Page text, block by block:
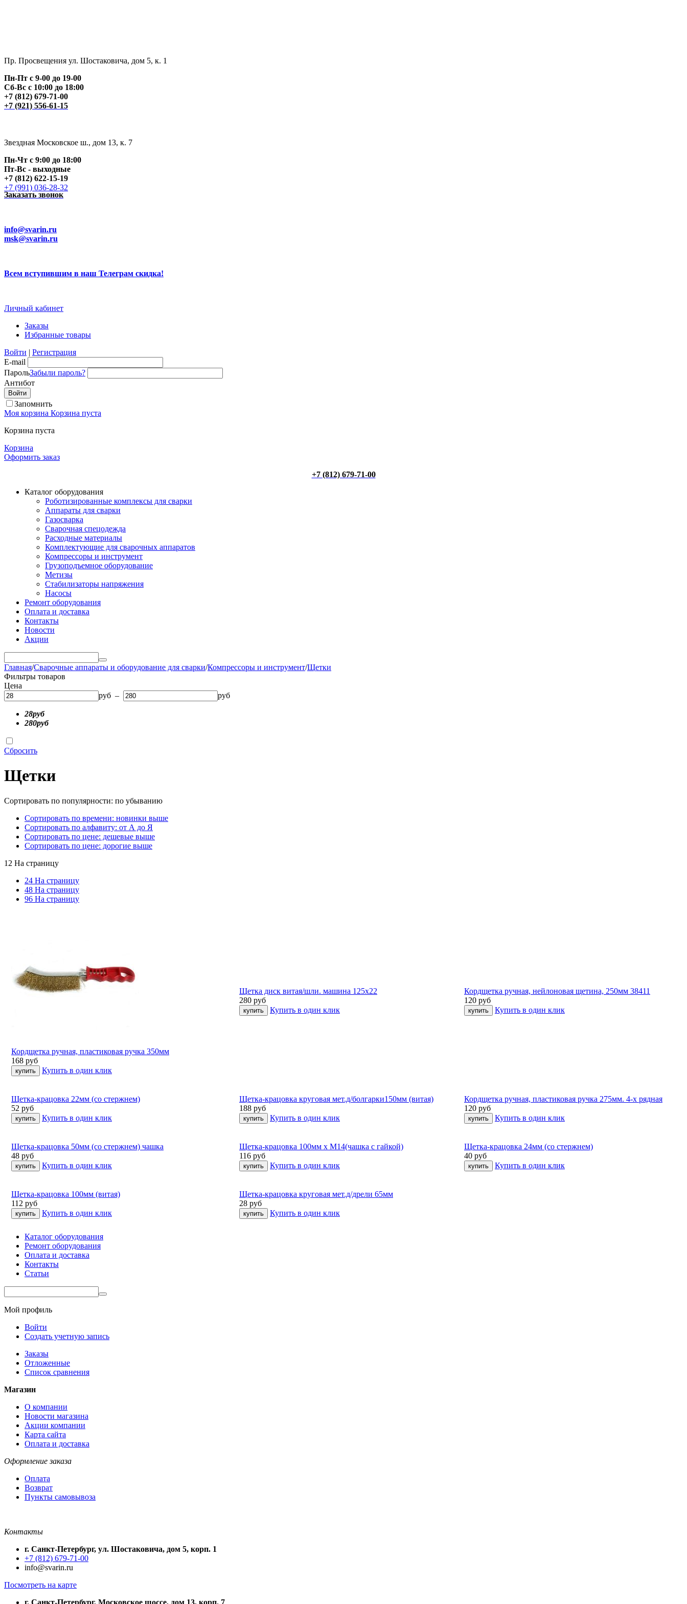
Пр. Просвещения ул. Шостаковича, дом 5, к. 1
Пн-Пт с 9-00 до 19-00
Сб-Вс с 10:00 до 18:00
+7 (812) 679-71-00
+7 (921) 556-61-15
Звездная Московское ш., дом 13, к. 7
Пн-Чт с 9:00 до 18:00
Пт-Вс - выходные
+7 (812) 622-15-19
+7 (991) 036-28-32
Заказать звонок
info@svarin.ru
msk@svarin.ru
Всем вступившим в наш Телеграм скидка!
Личный кабинет
Заказы
Избранные товары
Войти | Регистрация
E-mail
ПарольЗабыли пароль?
Антибот
Запомнить
Моя корзина Корзина пуста
Корзина пуста
Корзина
Оформить заказ
+7 (812) 679-71-00
Каталог оборудования
Роботизированные комплексы для сварки
Аппараты для сварки
Газосварка
Сварочная спецодежда
Расходные материалы
Комплектующие для сварочных аппаратов
Компрессоры и инструмент
Грузоподъемное оборудование
Метизы
Стабилизаторы напряжения
Насосы
Ремонт оборудования
Оплата и доставка
Контакты
Новости
Акции
Главная/Сварочные аппараты и оборудование для сварки/Компрессоры и инструмент/Щетки
Фильтры товаров
Цена
руб –
руб
28руб
280руб
Сбросить
Щетки
Сортировать по популярности: по убыванию
Сортировать по времени: новинки выше
Сортировать по алфавиту: от А до Я
Сортировать по цене: дешевые выше
Сортировать по цене: дорогие выше
12 На страницу
24 На страницу
48 На страницу
96 На страницу
Кордщетка ручная, пластиковая ручка 350мм
168 руб
Купить в один клик
Щетка диск витая/шли. машина 125х22
280 руб
Купить в один клик
Кордщетка ручная, нейлоновая щетина, 250мм 38411
120 руб
Купить в один клик
Щетка-крацовка 22мм (со стержнем)
52 руб
Купить в один клик
Щетка-крацовка круговая мет.д/болгарки150мм (витая)
188 руб
Купить в один клик
Кордщетка ручная, пластиковая ручка 275мм. 4-х рядная
120 руб
Купить в один клик
Щетка-крацовка 50мм (со стержнем) чашка
48 руб
Купить в один клик
Щетка-крацовка 100мм х М14(чашка с гайкой)
116 руб
Купить в один клик
Щетка-крацовка 24мм (со стержнем)
40 руб
Купить в один клик
Щетка-крацовка 100мм (витая)
112 руб
Купить в один клик
Щетка-крацовка круговая мет.д/дрели 65мм
28 руб
Купить в один клик
Каталог оборудования
Ремонт оборудования
Оплата и доставка
Контакты
Статьи
Мой профиль
Войти
Создать учетную запись
Заказы
Отложенные
Список сравнения
Магазин
О компании
Новости магазина
Акции компании
Карта сайта
Оплата и доставка
Оформление заказа
Оплата
Возврат
Пункты самовывоза
Контакты
г. Санкт-Петербург, ул. Шостаковича, дом 5, корп. 1
+7 (812) 679-71-00
info@svarin.ru
Посмотреть на карте
г. Санкт-Петербург, Московское шоссе, дом 13, корп. 7